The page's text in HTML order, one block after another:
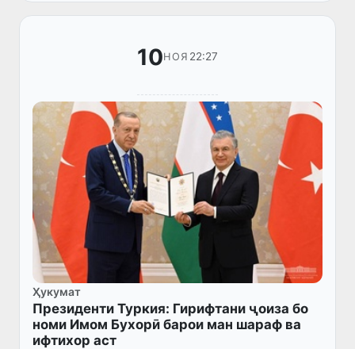
10НОЯ 22:27
Ҳукумат
Президенти Туркия: Гирифтани ҷоиза бо
номи Имом Бухорӣ барои ман шараф ва
ифтихор аст